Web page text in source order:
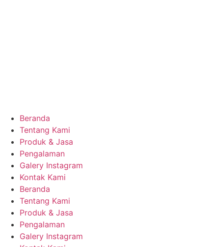
Beranda
Tentang Kami
Produk & Jasa
Pengalaman
Galery Instagram
Kontak Kami
Beranda
Tentang Kami
Produk & Jasa
Pengalaman
Galery Instagram